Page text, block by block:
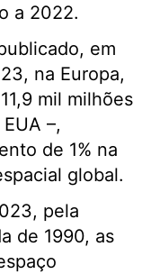
a 2022.
em
na Europa,
mil milhões
–,
de 1% na
global.
pela
de 1990, as